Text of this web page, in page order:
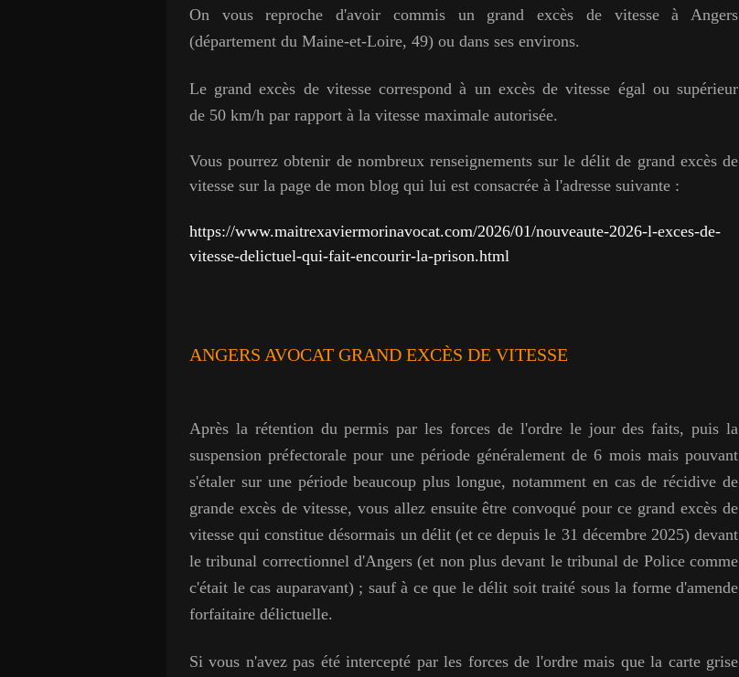
On vous reproche d'avoir commis un grand excès de vitesse à Angers
(département du Maine-et-Loire, 49) ou dans ses environs.
Le grand excès de vitesse correspond à un excès de vitesse égal ou supérieur
de 50 km/h par rapport à la vitesse maximale autorisée.
Vous pourrez obtenir de nombreux renseignements sur le délit de grand excès de
vitesse sur la page de mon blog qui lui est consacrée à l'adresse suivante :
https://www.maitrexaviermorinavocat.com/2026/01/nouveaute-2026-l-exces-de-
vitesse-delictuel-qui-fait-encourir-la-prison.html
ANGERS AVOCAT GRAND EXCÈS DE VITESSE
Après la rétention du permis par les forces de l'ordre le jour des faits, puis la
suspension préfectorale pour une période généralement de 6 mois mais pouvant
s'étaler sur une période beaucoup plus longue, notamment en cas de récidive de
grande excès de vitesse, vous allez ensuite être convoqué pour ce grand excès de
vitesse qui constitue désormais un délit (et ce depuis le 31 décembre 2025) devant
le tribunal correctionnel d'Angers (et non plus devant le tribunal de Police comme
c'était le cas auparavant) ; sauf à ce que le délit soit traité sous la forme d'amende
forfaitaire délictuelle.
Si vous n'avez pas été intercepté par les forces de l'ordre mais que la carte grise